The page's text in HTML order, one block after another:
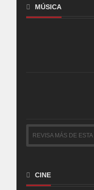
MÚSICA
REVISA MÁS DE
CINE